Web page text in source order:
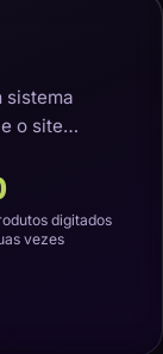
sistema
o site
digitados
vezes